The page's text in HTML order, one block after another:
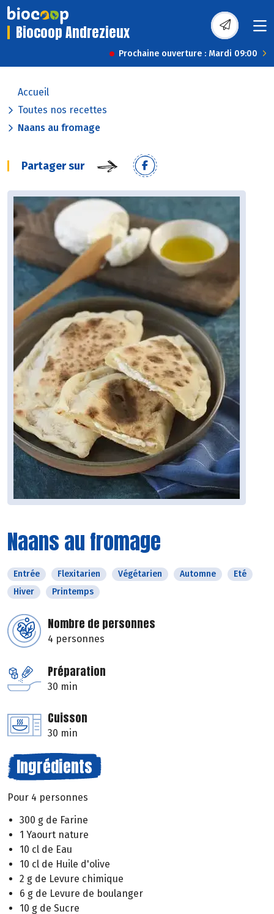
Biocoop Andrezieux
Prochaine ouverture : Mardi 09:00
Accueil
Toutes nos recettes
Naans au fromage
Partager sur
Naans au fromage
Entrée Flexitarien Végétarien Automne
Eté
Hiver
Printemps
Nombre de personnes
4 personnes
Préparation
30 min
Cuisson
30 min
Ingrédients
Pour 4 personnes
300 g de Farine
1 Yaourt nature
10 cl de Eau
10 cl de Huile d'olive
2 g de Levure chimique
6 g de Levure de boulanger
10 g de Sucre